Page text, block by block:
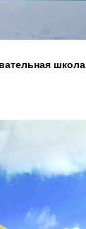
школа